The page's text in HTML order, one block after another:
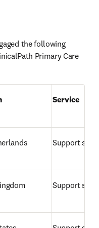
the following
Primary Care
Service
Support
Support